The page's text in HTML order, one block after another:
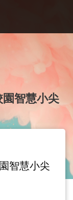
園智慧小尖
智慧小尖